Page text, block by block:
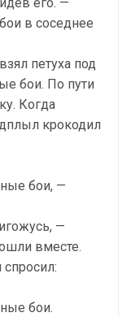
в соседнее
петуха под
бои. По пути
Когда
крокодил
бои, —
—
вместе.
бои.